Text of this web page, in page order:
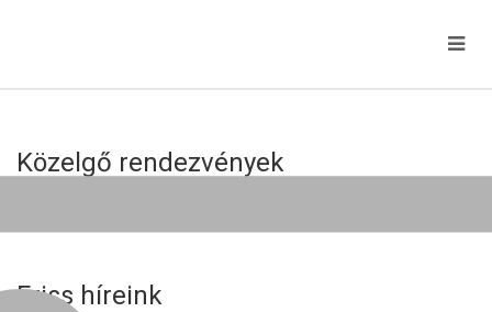
Közelgő rendezvények
Friss híreink